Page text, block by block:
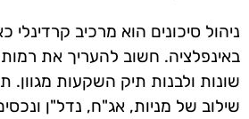
ניהול סיכונים הוא מרכיב קרדינלי
באינפלציה. חשוב להעריך את
שונות ולבנות תיק השקעות מגוון.
שילוב של מניות, אג"ח, נדל"ן